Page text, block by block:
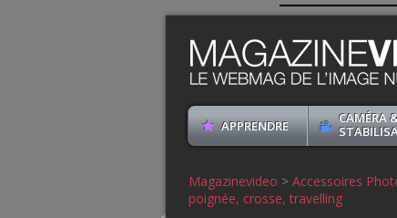
APPRENDRE
CAMÉRA
Magazinevideo > Accessoires
poignée, crosse, travelling